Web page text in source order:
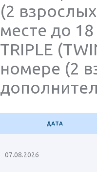
(2
месте до 18
TRIPLE
номере (2
ДАТА
07.08.2026